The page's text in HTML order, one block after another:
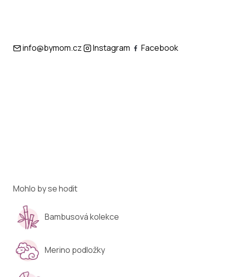
info@bymom.cz Instagram Facebook
Mohlo by se hodit
Bambusová kolekce
Merino podložky